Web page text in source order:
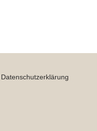
Datenschutzerklärung